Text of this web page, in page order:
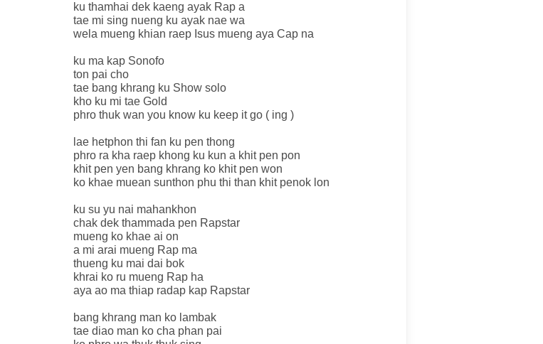
ku thamhai dek kaeng ayak Rap a
tae mi sing nueng ku ayak nae wa
wela mueng khian raep Isus mueng aya Cap na
ku ma kap Sonofo
ton pai cho
tae bang khrang ku Show solo
kho ku mi tae Gold
phro thuk wan you know ku keep it go ( ing )
lae hetphon thi fan ku pen thong
phro ra kha raep khong ku kun a khit pen pon
khit pen yen bang khrang ko khit pen won
ko khae muean sunthon phu thi than khit penok lon
ku su yu nai mahankhon
chak dek thammada pen Rapstar
mueng ko khae ai on
a mi arai mueng Rap ma
thueng ku mai dai bok
khrai ko ru mueng Rap ha
aya ao ma thiap radap kap Rapstar
bang khrang man ko lambak
tae diao man ko cha phan pai